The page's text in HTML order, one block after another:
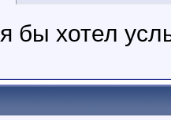
я бы хотел